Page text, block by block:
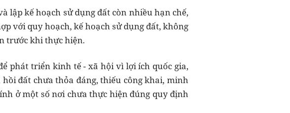
lập kế hoạch sử dụng đất còn nhiều hạn chế,
với quy hoạch, kế hoạch sử dụng đất, không
trước khi thực hiện.
phát triển kinh tế - xã hội vì lợi ích quốc gia,
đất chưa thỏa đáng, thiếu công khai, minh
ở một số nơi chưa thực hiện đúng quy định